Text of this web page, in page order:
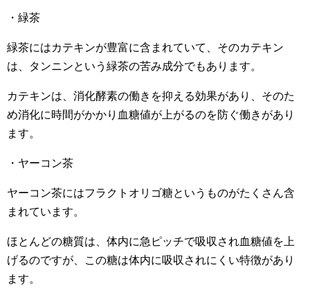
・緑茶
緑茶にはカテキンが豊富に含まれていて、そのカテキン
は、タンニンという緑茶の苦み成分でもあります。
カテキンは、消化酵素の働きを抑える効果があり、そのた
め消化に時間がかかり血糖値が上がるのを防ぐ働きがあり
ます。
・ヤーコン茶
ヤーコン茶にはフラクトオリゴ糖というものがたくさん含
まれています。
ほとんどの糖質は、体内に急ピッチで吸収され血糖値を上
げるのですが、この糖は体内に吸収されにくい特徴があり
ます。